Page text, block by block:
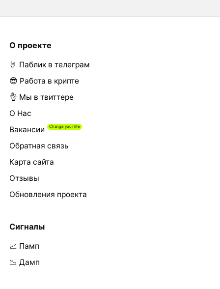
О проекте
🤘 Паблик в телеграм
😎 Работа в крипте
👌 Мы в твиттере
О Нас
Вакансии
Обратная связь
Карта сайта
Отзывы
Обновления проекта
Сигналы
📈 Памп
📉 Дамп